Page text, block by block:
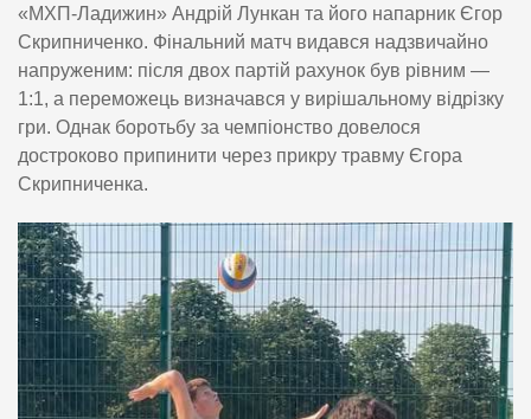
«МХП-Ладижин» Андрій Лункан та його напарник Єгор
Скрипниченко. Фінальний матч видався надзвичайно
напруженим: після двох партій рахунок був рівним —
1:1, а переможець визначався у вирішальному відрізку
гри. Однак боротьбу за чемпіонство довелося
достроково припинити через прикру травму Єгора
Скрипниченка.